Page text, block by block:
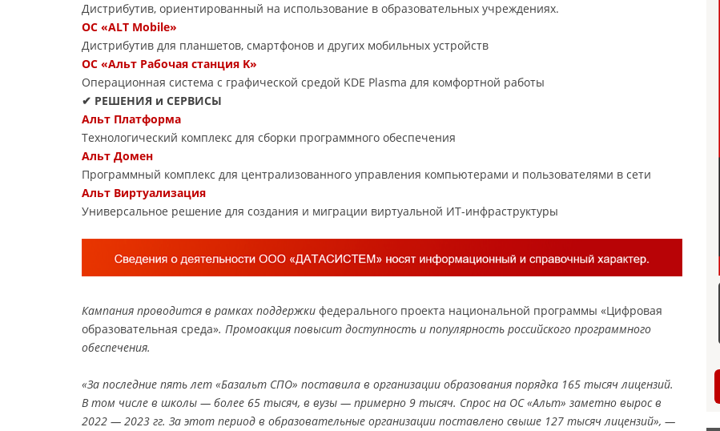
Дистрибутив, ориентированный на использование в образовательных учреждениях.
ОС «ALT Mobile»
Дистрибутив для планшетов, смартфонов и других мобильных устройств
ОС «Альт Рабочая станция K»
Операционная система с графической средой KDE Plasma для комфортной работы
✔ РЕШЕНИЯ и СЕРВИСЫ
Альт Платформа
Технологический комплекс для сборки программного обеспечения
Альт Домен
Программный комплекс для централизованного управления компьютерами и пользователями в сети
Альт Виртуализация
Универсальное решение для создания и миграции виртуальной ИТ-инфраструктуры
Кампания проводится в рамках поддержки федерального проекта национальной программы «Цифровая
образовательная среда». Промоакция повысит доступность и популярность российского программного
обеспечения.
«За последние пять лет «Базальт СПО» поставила в организации образования порядка 165 тысяч лицензий.
В том числе в школы — более 65 тысяч, в вузы — примерно 9 тысяч. Спрос на ОС «Альт» заметно вырос в
2022 — 2023 гг. За этот период в образовательные организации поставлено свыше 127 тысяч лицензий», —